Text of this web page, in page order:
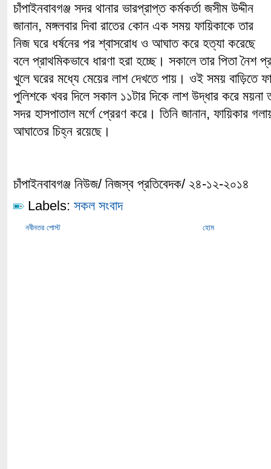
চাঁপাইনবাবগঞ্জ সদর থানার ভারপ্রাপ্ত কর্মকর্তা জসীম উদ্দীন
জানান, মঙ্গলবার দিবা রাতের কোন এক সময় ফায়িকাকে তার
নিজ ঘরে ধর্ষনের পর শ্বাসরোধ ও আঘাত করে হত্যা করেছে
বলে প্রাথমিকভাবে ধারণা হরা হচ্ছে। সকালে তার পিতা নৈশ
খুলে ঘরের মধ্যে মেয়ের লাশ দেখতে পায়। ওই সময় বাড়িতে
পুলিশকে খবর দিলে সকাল ১১টার দিকে লাশ উদ্ধার করে ময়না
সদর হাসপাতাল মর্গে প্রেরণ করে। তিনি জানান, ফায়িকার
আঘাতের চিহ্ন রয়েছে।
চাঁপাইনবাবগঞ্জ নিউজ/ নিজস্ব প্রতিবেদক/ ২৪-১২-২০১৪
Labels: সকল সংবাদ
নবীনতর পোস্ট হোম